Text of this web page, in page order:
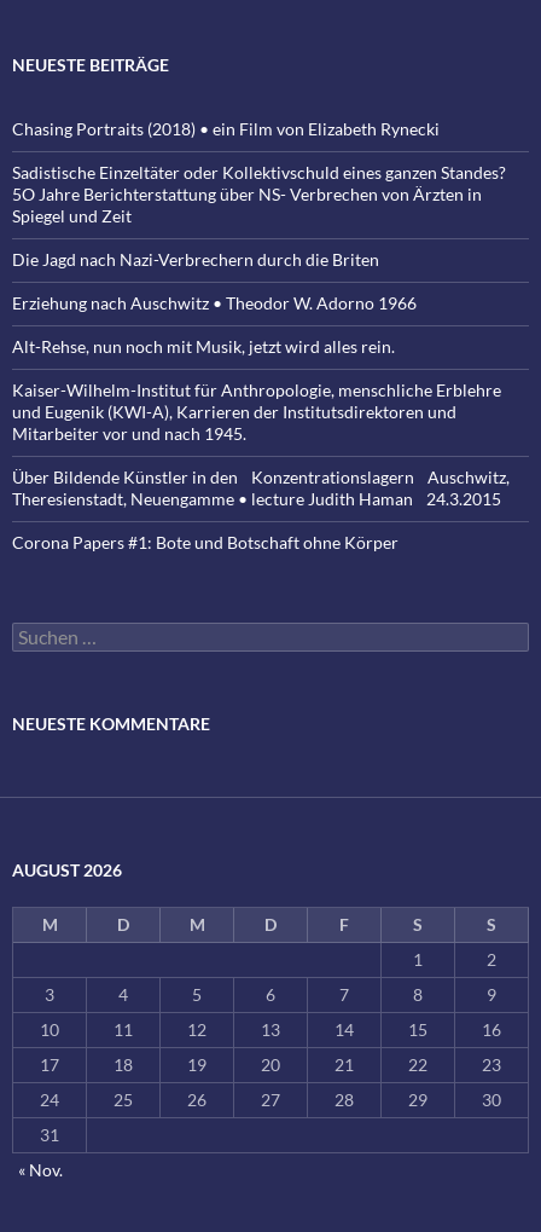
NEUESTE BEITRÄGE
Chasing Portraits (2018) • ein Film von Elizabeth Rynecki
Sadistische Einzeltäter oder Kollektivschuld eines ganzen Standes?
5O Jahre Berichterstattung über NS- Verbrechen von Ärzten in
Spiegel und Zeit
Die Jagd nach Nazi-Verbrechern durch die Briten
Erziehung nach Auschwitz • Theodor W. Adorno 1966
Alt-Rehse, nun noch mit Musik, jetzt wird alles rein.
Kaiser-Wilhelm-Institut für Anthropologie, menschliche Erblehre
und Eugenik (KWI-A), Karrieren der Institutsdirektoren und
Mitarbeiter vor und nach 1945.
Über Bildende Künstler in den Konzentrationslagern Auschwitz,
Theresienstadt, Neuengamme • lecture Judith Haman 24.3.2015
Corona Papers #1: Bote und Botschaft ohne Körper
Suchen
nach:
NEUESTE KOMMENTARE
AUGUST 2026
M D M D F S
S
1
2
3
4 5 6 7 8
9
10
11 12 13 14 15
16
17
18 19 20 21 22
23
24
25 26 27 28 29
30
31
« Nov.